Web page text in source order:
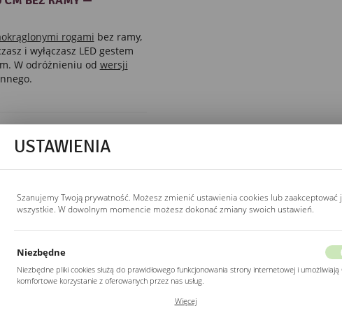
rogami bez ramy,
i wyłączasz LED gestem
W odróżnieniu od wersji
Włącznik bezdotykowy
w dolnej krawędzi
Jedno przesunięcie
włącza, drugie wyłącza
LED. Nie wymaga
USTAWIENIA
Szanujemy Twoją prywatność. Możesz zmienić ustawienia cookies lub zaakceptować
wszystkie. W dowolnym momencie możesz dokonać zmiany swoich ustawień.
Niezbędne
Niezbędne pliki cookies służą do prawidłowego funkcjonowania strony internetowej i umożliwiają
komfortowe korzystanie z oferowanych przez nas usług.
Twoich ustawień preferencji prywatności, logowania czy wypełniania formularzy. Dzięki plikom
Więcej